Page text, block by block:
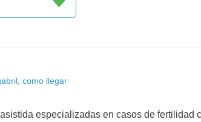
como llegar
especializadas en casos de fertilidad